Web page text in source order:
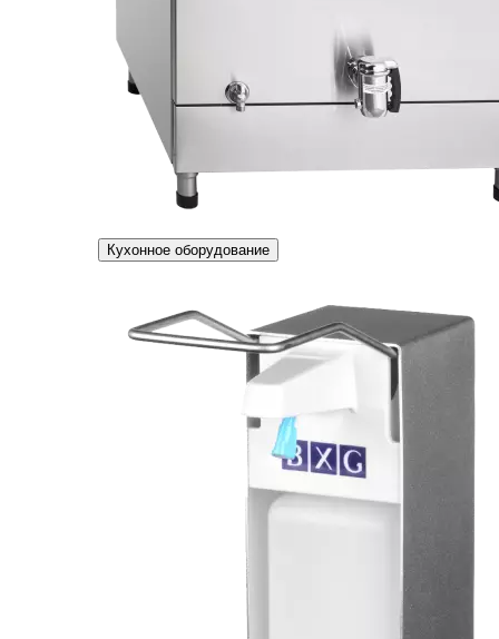
Кухонное оборудование